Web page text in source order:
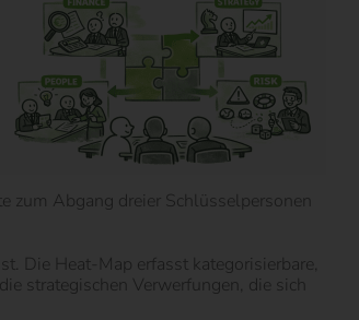
Abgang dreier Schlüsselpersonen
Die Heat-Map erfasst kategorisierbare,
strategischen Verwerfungen, die sich